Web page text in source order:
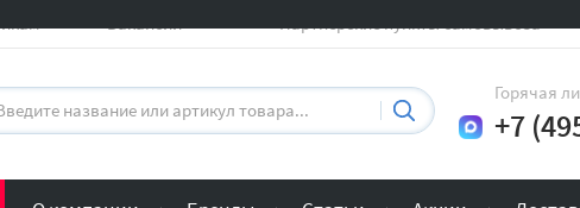
Вакансии Партнерские пункты самовывоза
Горячая
+7